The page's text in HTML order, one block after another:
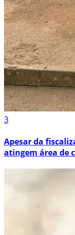
3
Apesar da
atingem área de